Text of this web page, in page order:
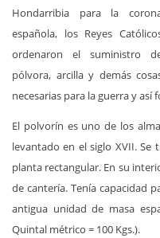
Hondarribia para la
española, los Reyes
ordenaron el suministro
pólvora, arcilla y demás
necesarias para la guerra y así
El polvorín es uno de los
levantado en el siglo XVII.
planta rectangular. En su
de cantería. Tenía capacidad
antigua unidad de masa
Quintal métrico = 100 Kgs.).